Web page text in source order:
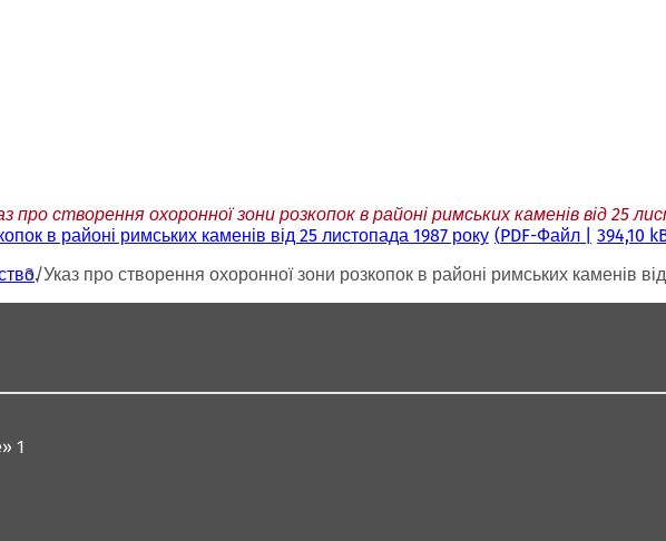
про створення охоронної зони розкопок в районі римських каменів від 25
в районі римських каменів від 25 листопада 1987 року PDF-Файл 394,10
Указ про створення охоронної зони розкопок в районі римських каменів
1